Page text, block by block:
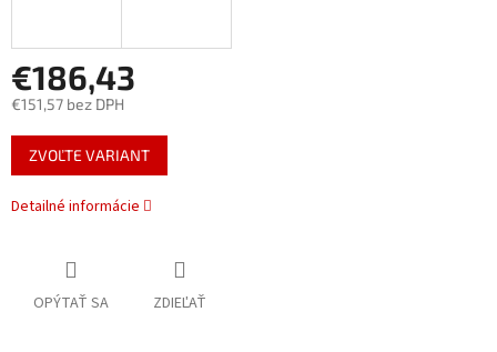
€186,43
€151,57 bez DPH
Jednotková
cena:
ZVOĽTE VARIANT
Detailné informácie
OPÝTAŤ SA ZDIEĽAŤ